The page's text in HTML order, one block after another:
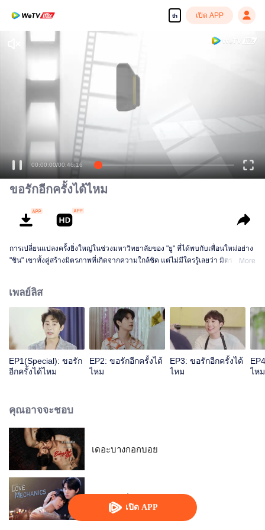
th เปิด APP
เปิด APP
ขอรักอีกครั้งได้ไหม
การเปลี่ยนแปลงครั้งยิ่งใหญ่ในช่วงมหาวิทยาลัยของ "ยู" ที่ได้พบกับเพื่อนใหม่อย่าง
"ชิน" เขาทั้งคู่สร้างมิตรภาพที่เกิดจากความใกล้ชิด แต่ไม่มีใครรู้เลยว่า มิตรภาพนั้น
การเริ่มต้นใหม่อาจเป็นทางเลือกที่ดีที่สุดสำหรับ "สีไม้" ที่เคยถูกเรียกว่า เนิร์ด บอย
เพราะชีวิตที่สนใจแต่หนังสือและเรื่องเรียน วันหนึ่งกลับต้องเปลี่ยนไปเพราะน้องรหัส
สุดฮ็อตของตนเองอย่าง "โซ่" ที่ทำให้หัวใจเริ่มว้าวุ่นและเจ็บปวดไปพร้อมๆกันนั้น
ทำให้เขาต้องสลัดภาพหนุ่มเนิร์ดของเขาทิ้งไปพร้อมกับอดีตที่ฝังใจ "การ
เปลี่ยนแปลงครั้งยิ่งใหญ่จะนำพาให้พวกเขาไปสู่จุดเริ่มต้นอีกครั้ง..."
More
เพลย์ลิส
EP1(Special): ขอรัก
อีกครั้งได้ไหม
EP2: ขอรักอีกครั้งได้
ไหม
EP3: ขอรักอีกครั้งได้
ไหม
ไหม
คุณอาจจะชอบ
เดอะบางกอกบอย